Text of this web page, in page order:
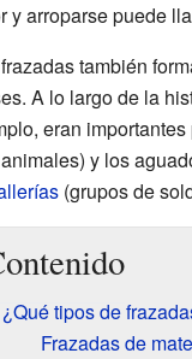
y arroparse puede
también
A lo largo de la
eran
y los
(grupos de
¿Qué tipos de
Frazadas de